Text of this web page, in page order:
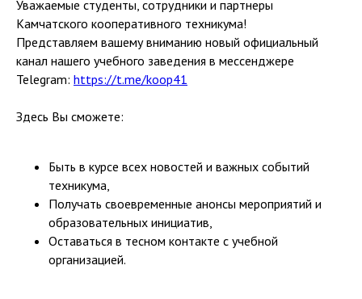
Уважаемые студенты, сотрудники и партнеры
Камчатского кооперативного техникума!
Представляем вашему вниманию новый официальный
канал нашего учебного заведения в мессенджере
Telegram: https://t.me/koop41
Здесь Вы сможете:
Быть в курсе всех новостей и важных событий
техникума,
Получать своевременные анонсы мероприятий и
образовательных инициатив,
Оставаться в тесном контакте с учебной
организацией.